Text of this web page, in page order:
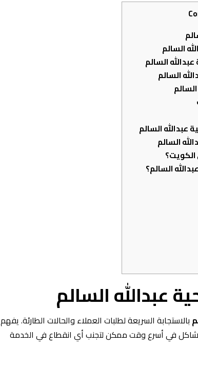
السالم
السالم
السالم
السالم
السالم
السالم؟
عبدالله السالم
بالاستجابة السريعة لطلبات العملاء والحالات الطارئة. يفهم
في أسرع وقت ممكن لتجنب أي انقطاع في الخدمة